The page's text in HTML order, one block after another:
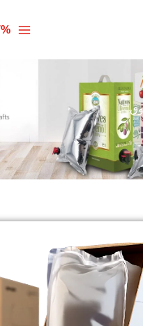
%P3TP3T %